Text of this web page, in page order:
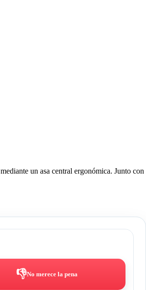
mediante un asa central ergonómica. Junto con
👎No merece la pena